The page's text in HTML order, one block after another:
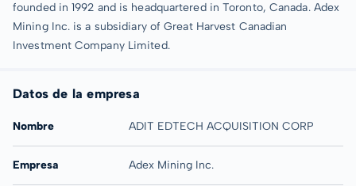
founded in 1992 and is headquartered in Toronto, Canada. Adex
Mining Inc. is a subsidiary of Great Harvest Canadian
Investment Company Limited.
Datos de la empresa
Nombre ADIT EDTECH ACQUISITION CORP
Empresa Adex Mining Inc.